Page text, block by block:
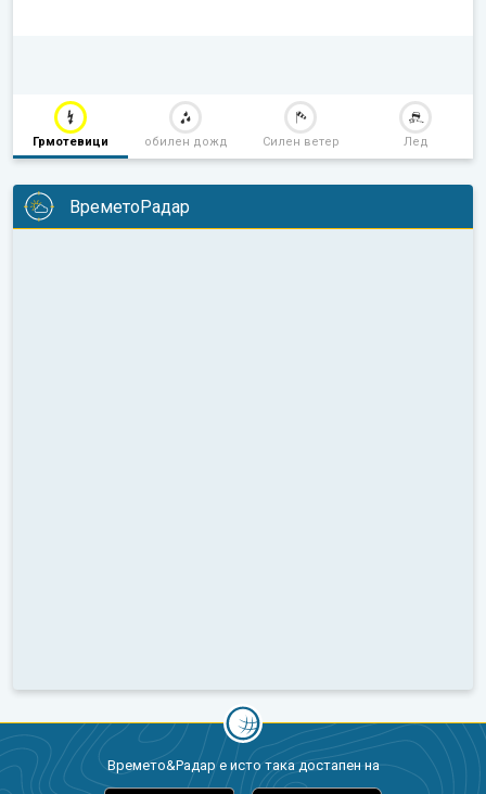
Грмотевици обилен дожд Силен ветер Лед
ВреметоРадар
Времето&Радар е исто така достапен на